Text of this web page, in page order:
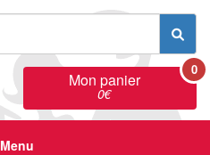
Mon panier
0€
0
Menu